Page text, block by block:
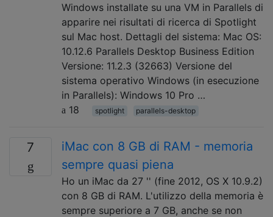
Windows installate su una VM in Parallels di
apparire nei risultati di ricerca di Spotlight
sul Mac host. Dettagli del sistema: Mac OS:
10.12.6 Parallels Desktop Business Edition
Versione: 11.2.3 (32663) Versione del
sistema operativo Windows (in esecuzione
in Parallels): Windows 10 Pro …
18
spotlight parallels-desktop
7
iMac con 8 GB di RAM - memoria
sempre quasi piena
Ho un iMac da 27 '' (fine 2012, OS X 10.9.2)
con 8 GB di RAM. L'utilizzo della memoria è
sempre superiore a 7 GB, anche se non